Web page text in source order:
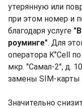
утерянную или
при этом номер и
благодаря услуге
роуминге". Для
оператора K"Cell
мкр. "Самал-2", д.
замены SIM-карты
Значительно